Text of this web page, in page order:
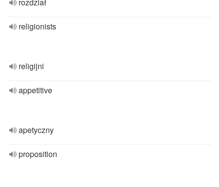
religionists
religijni
appetitive
apetyczny
proposition